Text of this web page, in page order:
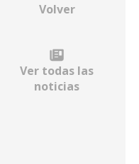
Volver
Ver todas las
noticias